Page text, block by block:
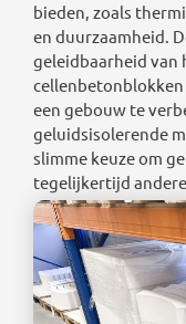
bieden, zoals
en duurzaamheid.
geleidbaarheid van
een gebouw te
geluidsisolerende
slimme keuze om
tegelijkertijd